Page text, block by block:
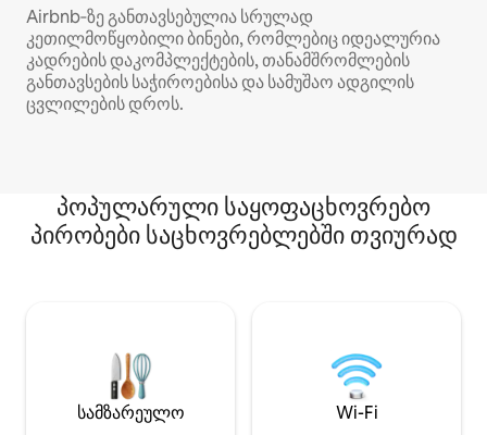
Airbnb‑ზე განთავსებულია სრულად
კეთილმოწყობილი ბინები, რომლებიც იდეალურია
კადრების დაკომპლექტების, თანამშრომლების
განთავსების საჭიროებისა და სამუშაო ადგილის
ცვლილების დროს.
პოპულარული საყოფაცხოვრებო
პირობები საცხოვრებლებში თვიურად
სამზარეულო Wi-Fi